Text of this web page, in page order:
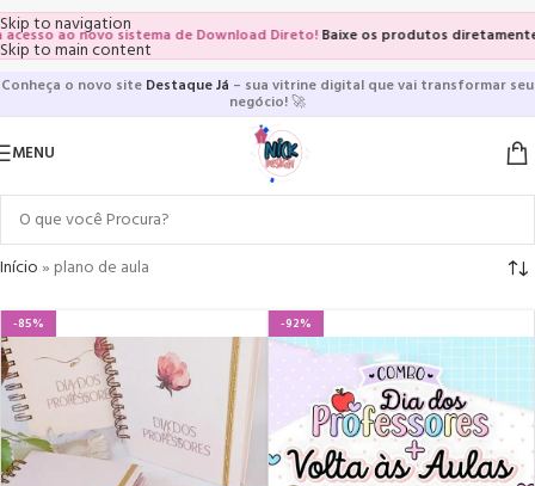
Skip to navigation
Skip to main content
ao novo sistema de Download Direto!Baixe os produtos diretamente
Conheça o novo site Destaque Já – sua vitrine digital que vai transformar seu
negócio!🚀
MENU
Início» plano de aula
-85% -92%